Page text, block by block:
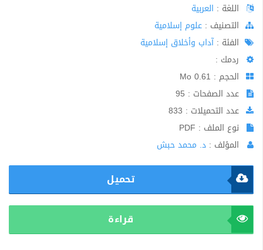
اللغة : العربية
اﻟﺘﺼﻨﻴﻒ : علوم إسلامية
الفئة :آداب وأخلاق إسلامية
ردمك :
الحجم : 0.61 Mo
عدد الصفحات : 95
عدد التحميلات : 833
نوع الملف : PDF
المؤلف : د. محمد حبش
تحميل
قراءة